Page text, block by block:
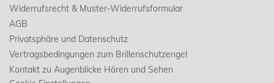
Widerrufsrecht & Muster-Widerrufsformular
AGB
Privatsphäre und Datenschutz
Vertragsbedingungen zum Brillenschutzengel
Kontakt zu Augenblicke Hören und Sehen